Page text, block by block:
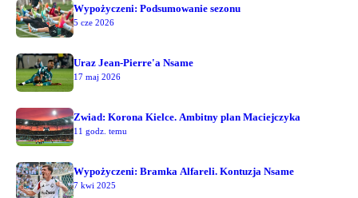
Wypożyczeni: Podsumowanie sezonu
5 cze 2026
Uraz Jean-Pierre'a Nsame
17 maj 2026
Zwiad: Korona Kielce. Ambitny plan Maciejczyka
11 godz. temu
Wypożyczeni: Bramka Alfareli. Kontuzja Nsame
7 kwi 2025